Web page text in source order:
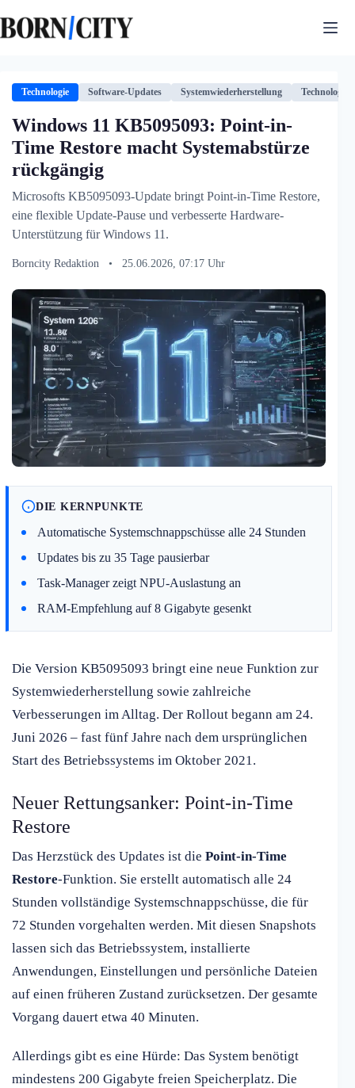
Inhalt
springen
Technologie Software-Updates Systemwiederherstellung Technologie
Windows 11 KB5095093: Point-in-
Time Restore macht Systemabstürze
rückgängig
Microsofts KB5095093-Update bringt Point-in-Time Restore,
eine flexible Update-Pause und verbesserte Hardware-
Unterstützung für Windows 11.
Borncity Redaktion • 25.06.2026, 07:17 Uhr
DIE KERNPUNKTE
Automatische Systemschnappschüsse alle 24 Stunden
Updates bis zu 35 Tage pausierbar
Task-Manager zeigt NPU-Auslastung an
RAM-Empfehlung auf 8 Gigabyte gesenkt
Die Version KB5095093 bringt eine neue Funktion zur
Systemwiederherstellung sowie zahlreiche
Verbesserungen im Alltag. Der Rollout begann am 24.
Juni 2026 – fast fünf Jahre nach dem ursprünglichen
Start des Betriebssystems im Oktober 2021.
Neuer Rettungsanker: Point-in-Time
Restore
Das Herzstück des Updates ist die Point-in-Time
Restore-Funktion. Sie erstellt automatisch alle 24
Stunden vollständige Systemschnappschüsse, die für
72 Stunden vorgehalten werden. Mit diesen Snapshots
lassen sich das Betriebssystem, installierte
Anwendungen, Einstellungen und persönliche Dateien
auf einen früheren Zustand zurücksetzen. Der gesamte
Vorgang dauert etwa 40 Minuten.
Allerdings gibt es eine Hürde: Das System benötigt
mindestens 200 Gigabyte freien Speicherplatz. Die